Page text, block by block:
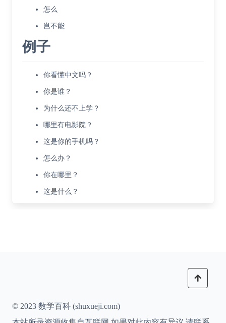
怎么
岂不能
例子
你看懂中文吗？
你是谁？
为什么还不上学？
哪里有电影院？
这是你的手机吗？
怎么办？
你在哪里？
这是什么？
© 2023 数学百科 (shuxueji.com)